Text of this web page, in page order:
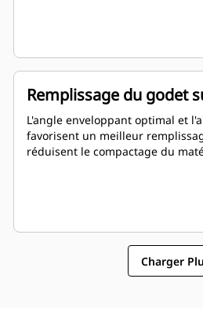
Remplissage du godet
L'angle enveloppant optimal et
favorisent un meilleur
réduisent le compactage du
Charger